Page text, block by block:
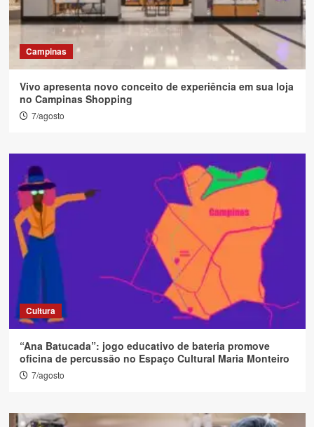
Campinas
Vivo apresenta novo conceito de experiência em sua loja
no Campinas Shopping
7/agosto
Cultura
“Ana Batucada”: jogo educativo de bateria promove
oficina de percussão no Espaço Cultural Maria Monteiro
7/agosto